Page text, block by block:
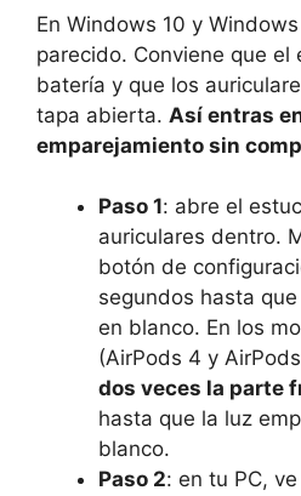
En Windows 10 y
parecido. Conviene que el
batería y que los
tapa abierta. Así entras
emparejamiento sin
Paso 1: abre el
auriculares dentro.
botón de
segundos hasta
en blanco. En los
(AirPods 4 y
dos veces la parte
hasta que la luz
blanco.
Paso 2: en tu PC,